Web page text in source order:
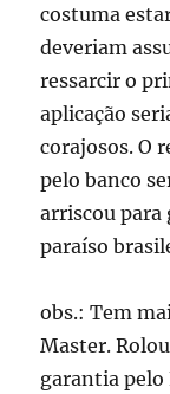
costuma
deveriam
ressarcir o
aplicação
corajosos. O
pelo banco
arriscou para
paraíso
obs.: Tem
Master.
garantia pelo